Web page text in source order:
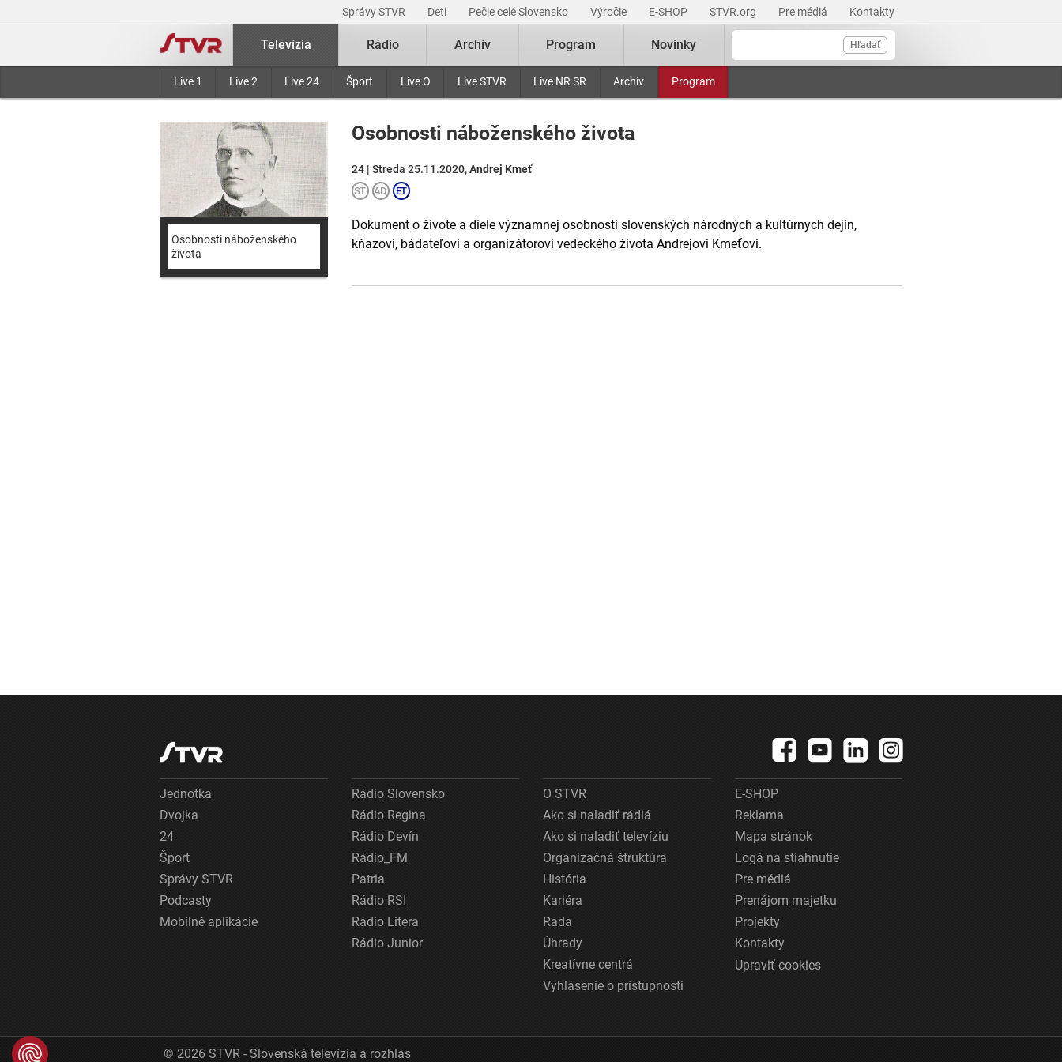
Správy STVR Deti Pečie celé Slovensko Výročie E-SHOP STVR.org Pre médiá Kontakty
Hľadať
Televízia
Live 1 Live 2 Live 24 Šport Live O Live STVR Live NR SR Archív Program
Rádio Archív Program Novinky
Osobnosti náboženského
života
Osobnosti náboženského života
24 | Streda 25.11.2020,Andrej Kmeť
Dokument o živote a diele významnej osobnosti slovenských národných a kultúrnych dejín,
kňazovi, bádateľovi a organizátorovi vedeckého života Andrejovi Kmeťovi.
Jednotka
Dvojka
24
Šport
Správy STVR
Podcasty
Mobilné aplikácie
Rádio Slovensko
Rádio Regina
Rádio Devín
Rádio_FM
Patria
Rádio RSI
Rádio Litera
Rádio Junior
O STVR
Ako si naladiť rádiá
Ako si naladiť televíziu
Organizačná štruktúra
História
Kariéra
Rada
Úhrady
Kreatívne centrá
Vyhlásenie o prístupnosti
E-SHOP
Reklama
Mapa stránok
Logá na stiahnutie
Pre médiá
Prenájom majetku
Projekty
Kontakty
Upraviť cookies
© 2026 STVR - Slovenská televízia a rozhlas